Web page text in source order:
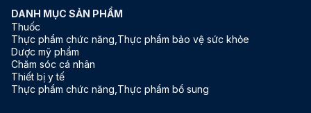
DANH MỤC SẢN PHẨM
Thuốc
Thực phẩm chức năng,Thực phẩm bảo vệ sức khỏe
Dược mỹ phẩm
Chăm sóc cá nhân
Thiết bị y tế
Thực phẩm chức năng,Thực phẩm bổ sung